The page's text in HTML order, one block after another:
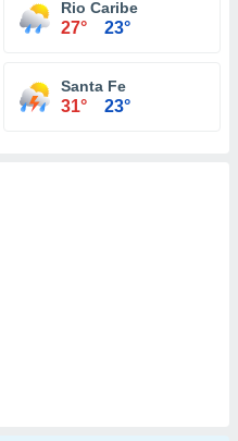
Rio Caribe
27° 23°
Santa Fe
31° 23°